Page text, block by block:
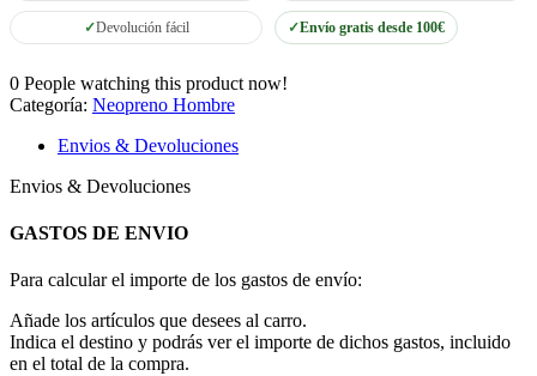
Devolución fácil Envío gratis desde 100€
0 People watching this product now!
Categoría: Neopreno Hombre
Envios & Devoluciones
Envios & Devoluciones
GASTOS DE ENVIO
Para calcular el importe de los gastos de envío:
Añade los artículos que desees al carro.
Indica el destino y podrás ver el importe de dichos gastos, incluido
en el total de la compra.